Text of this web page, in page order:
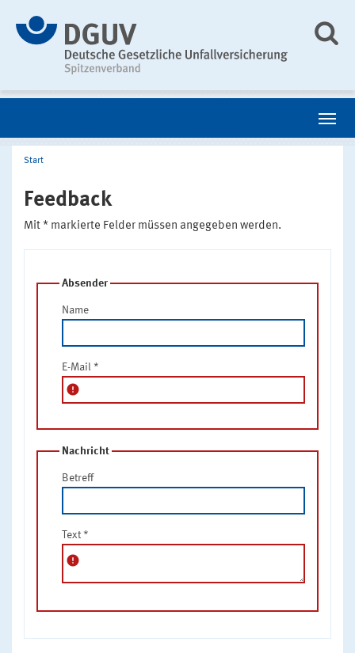
Start
Feedback
Mit * markierte Felder müssen angegeben werden.
Absender
Name
E-Mail *
error
Nachricht
Betreff
Text *
error